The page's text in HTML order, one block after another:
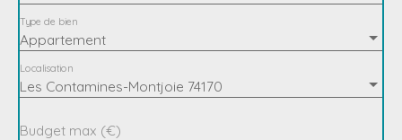
Appartement
Type de bien
Les Contamines-Montjoie 74170
Localisation
Budget max (€)